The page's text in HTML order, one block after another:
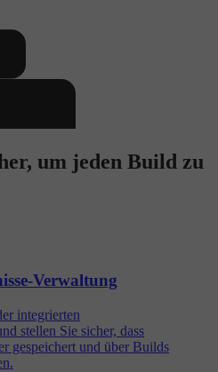
um jeden Build zu
Verwaltung
integrierten
stellen Sie sicher, dass
gespeichert und über Builds